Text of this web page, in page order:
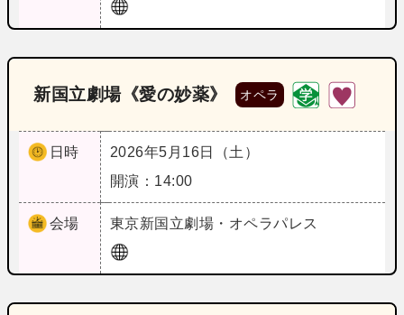
新国立劇場《愛の妙薬》 オペラ
日時
2026年5月16日（土）
開演：14:00
会場 東京新国立劇場・オペラパレス